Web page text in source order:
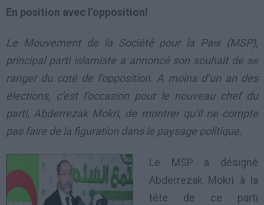
En position avec l’opposition!
Le Mouvement de la Société pour la Paix (MSP),
principal parti islamiste a annoncé son souhait de se
ranger du coté de l’opposition. A moins d’un an des
élections, c’est l’occasion pour le nouveau chef du
parti, Abderrezak Mokri, de montrer qu’il ne compte
pas faire de la figuration dans le paysage politique.
Le MSP a désigné
Abderrezak Mokri à la
tête de ce parti